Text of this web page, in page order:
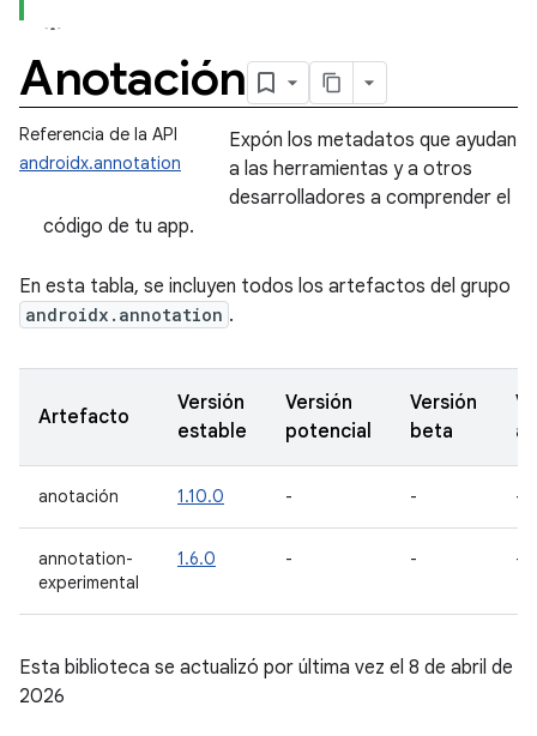
Anotación
Referencia de la API
androidx.annotation
Expón los metadatos que ayudan
a las herramientas y a otros
desarrolladores a comprender el
código de tu app.
En esta tabla, se incluyen todos los artefactos del grupo
androidx.annotation .
Artefacto
Versión
estable
Versión
potencial
Versión
beta
anotación 1.10.0 - - -
annotation-
experimental
1.6.0 - - -
Esta biblioteca se actualizó por última vez el 8 de abril de
2026